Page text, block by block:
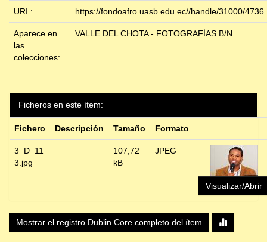
URI : https://fondoafro.uasb.edu.ec//handle/31000/4736
Aparece en
las
colecciones:
VALLE DEL CHOTA - FOTOGRAFÍAS B/N
Ficheros en este ítem:
Fichero Descripción Tamaño Formato
3_D_11
3.jpg
107,72
kB
JPEG
Visualizar/Abrir
Mostrar el registro Dublin Core completo del ítem